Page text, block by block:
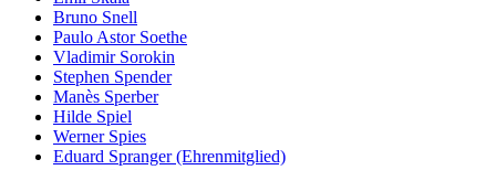
Bruno Snell
Paulo Astor Soethe
Vladimir Sorokin
Stephen Spender
Manès Sperber
Hilde Spiel
Werner Spies
Eduard Spranger (Ehrenmitglied)